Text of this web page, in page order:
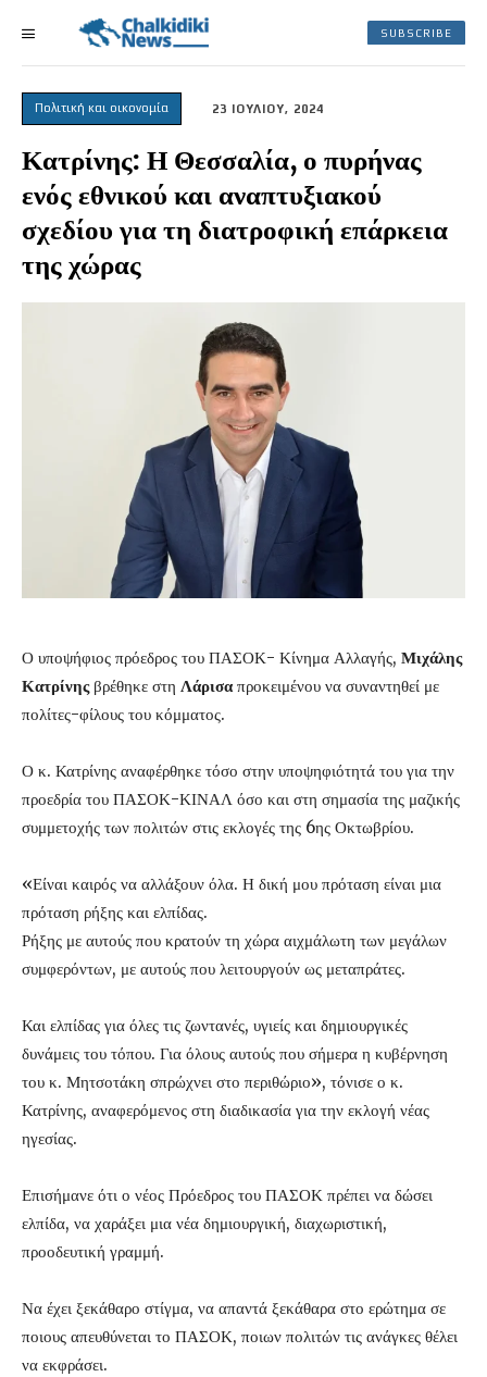
SUBSCRIBE
Πολιτική και οικονομία 23 ΙΟΥΛΙΟΥ, 2024
Κατρίνης: Η Θεσσαλία, ο πυρήνας
ενός εθνικού και αναπτυξιακού
σχεδίου για τη διατροφική επάρκεια
της χώρας
Ο υποψήφιος πρόεδρος του ΠΑΣΟΚ- Κίνημα Αλλαγής, Μιχάλης
Κατρίνηςβρέθηκε στη Λάρισαπροκειμένου να συναντηθεί με
πολίτες-φίλους του κόμματος.
Ο κ. Κατρίνης αναφέρθηκε τόσο στην υποψηφιότητά του για την
προεδρία του ΠΑΣΟΚ-ΚΙΝΑΛ όσο και στη σημασία της μαζικής
συμμετοχής των πολιτών στις εκλογές της 6ης Οκτωβρίου.
«Είναι καιρός να αλλάξουν όλα. Η δική μου πρόταση είναι μια
πρόταση ρήξης και ελπίδας.
Ρήξης με αυτούς που κρατούν τη χώρα αιχμάλωτη των μεγάλων
συμφερόντων, με αυτούς που λειτουργούν ως μεταπράτες.
Και ελπίδας για όλες τις ζωντανές, υγιείς και δημιουργικές
δυνάμεις του τόπου. Για όλους αυτούς που σήμερα η κυβέρνηση
του κ. Μητσοτάκη σπρώχνει στο περιθώριο», τόνισε ο κ.
Κατρίνης, αναφερόμενος στη διαδικασία για την εκλογή νέας
ηγεσίας.
Επισήμανε ότι ο νέος Πρόεδρος του ΠΑΣΟΚ πρέπει να δώσει
ελπίδα, να χαράξει μια νέα δημιουργική, διαχωριστική,
προοδευτική γραμμή.
Να έχει ξεκάθαρο στίγμα, να απαντά ξεκάθαρα στο ερώτημα σε
ποιους απευθύνεται το ΠΑΣΟΚ, ποιων πολιτών τις ανάγκες θέλει
να εκφράσει.